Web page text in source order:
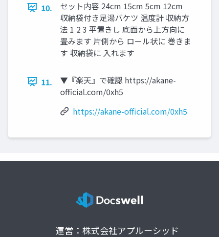
10.
セット内容 24cm 15cm 5cm 12cm
収納袋付き足湯バケツ 温度計 収納方
法 1 2 3 平置きし 底面から上方向に
畳みます 片側から ロール状に 巻きま
す 収納袋に 入れます
11.
▼『楽天』で確認 https://akane-
official.com/0xh5
https://akane-official.com/0xh5
運営：株式会社アプルーシッド